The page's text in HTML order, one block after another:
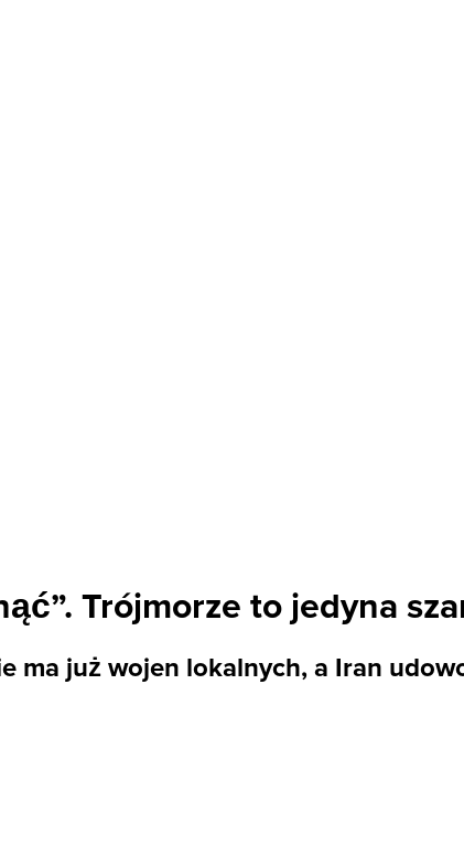
Trójmorze to jedyna
ma już wojen lokalnych, a Iran